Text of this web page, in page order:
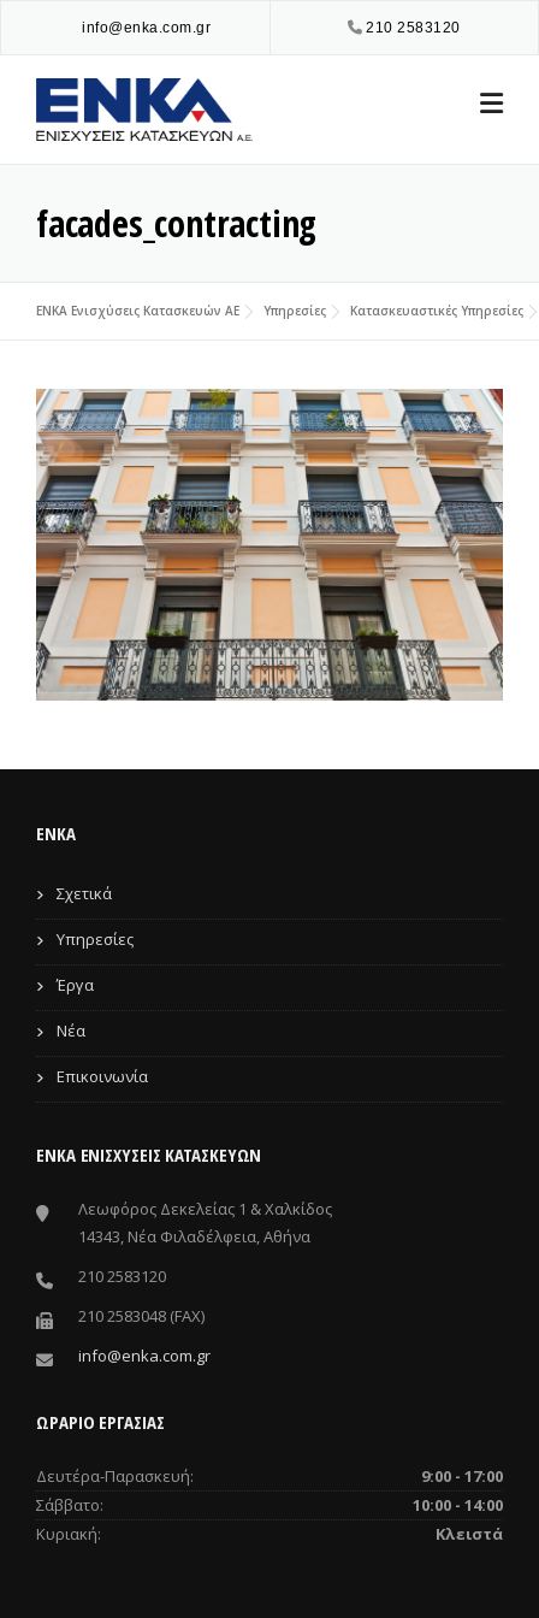
content
210 2583120
info@enka.com.gr
facades_contracting
ENKA Ενισχύσεις Κατασκευών ΑΕ Υπηρεσίες Κατασκευαστικές Υπηρεσίες
ENKA
Σχετικά
Υπηρεσίες
Έργα
Νέα
Επικοινωνία
ΕΝΚΑ ΕΝΙΣΧΎΣΕΙΣ ΚΑΤΑΣΚΕΥΏΝ
Λεωφόρος Δεκελείας 1 & Χαλκίδος
14343, Νέα Φιλαδέλφεια, Αθήνα
210 2583120
210 2583048 (FAX)
info@enka.com.gr
ΩΡΑΡΙΟ ΕΡΓΑΣΙΑΣ
Δευτέρα-Παρασκευή:
9:00 - 17:00
Σάββατο:
10:00 - 14:00
Κυριακή:
Κλειστά